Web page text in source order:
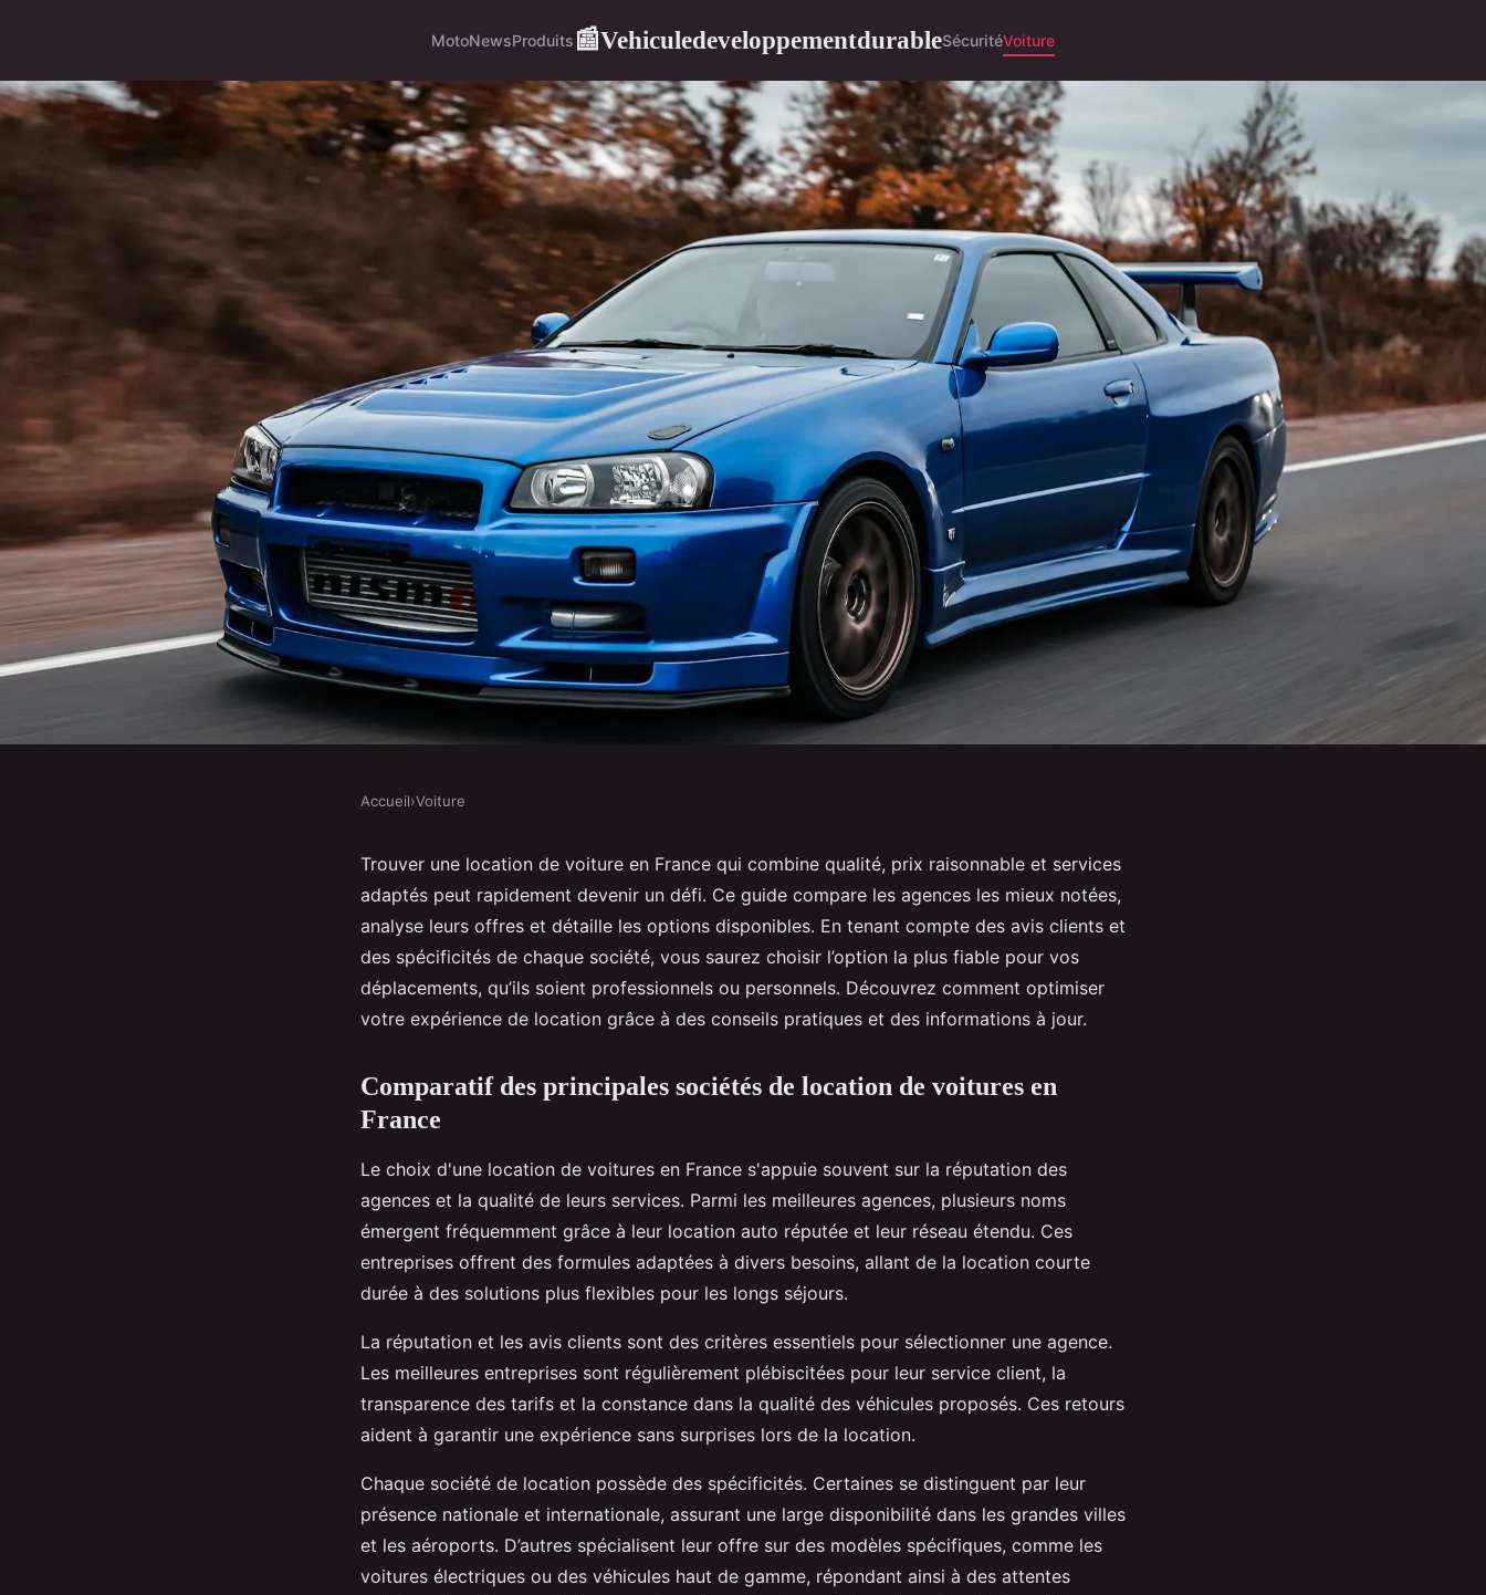
MotoNewsProduits 📰VehiculedeveloppementdurableSécuritéVoiture
Découvrez les meilleures options de
location de voitures en france
Accueil›Voiture
Trouver une location de voiture en France qui combine qualité, prix raisonnable et services
adaptés peut rapidement devenir un défi. Ce guide compare les agences les mieux notées,
analyse leurs offres et détaille les options disponibles. En tenant compte des avis clients et
des spécificités de chaque société, vous saurez choisir l’option la plus fiable pour vos
déplacements, qu’ils soient professionnels ou personnels. Découvrez comment optimiser
votre expérience de location grâce à des conseils pratiques et des informations à jour.
Comparatif des principales sociétés de location de voitures en
France
Le choix d'une location de voitures en France s'appuie souvent sur la réputation des
agences et la qualité de leurs services. Parmi les meilleures agences, plusieurs noms
émergent fréquemment grâce à leur location auto réputée et leur réseau étendu. Ces
entreprises offrent des formules adaptées à divers besoins, allant de la location courte
durée à des solutions plus flexibles pour les longs séjours.
La réputation et les avis clients sont des critères essentiels pour sélectionner une agence.
Les meilleures entreprises sont régulièrement plébiscitées pour leur service client, la
transparence des tarifs et la constance dans la qualité des véhicules proposés. Ces retours
aident à garantir une expérience sans surprises lors de la location.
Chaque société de location possède des spécificités. Certaines se distinguent par leur
présence nationale et internationale, assurant une large disponibilité dans les grandes villes
et les aéroports. D’autres spécialisent leur offre sur des modèles spécifiques, comme les
voitures électriques ou des véhicules haut de gamme, répondant ainsi à des attentes